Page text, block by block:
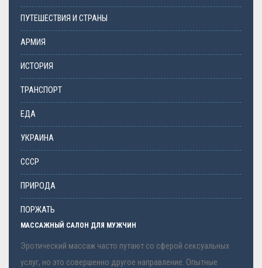
ПУТЕШЕСТВИЯ И СТРАНЫ
АРМИЯ
ИСТОРИЯ
ТРАНСПОРТ
ЕДА
УКРАИНА
СССР
ПРИРОДА
ПОРЖАТЬ
МАССАЖНЫЙ САЛОН ДЛЯ МУЖЧИН
Эротический массаж часто путают со сферой сексуальных
услуг, но это совершенно другое направление. Опытные